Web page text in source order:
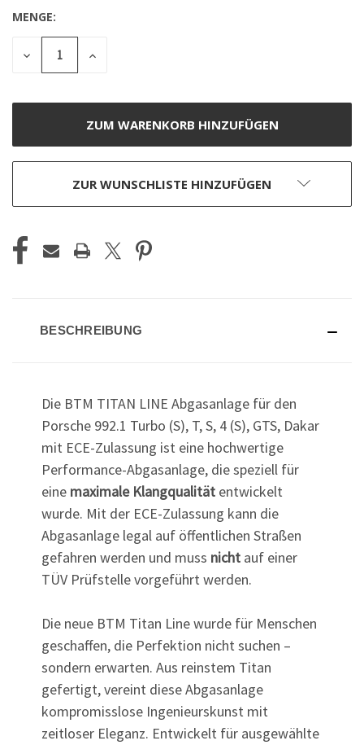
MENGE:
MENGE
VON
VERRINGERN
MENGE
ERHÖHEN
ZUR WUNSCHLISTE HINZUFÜGEN
BESCHREIBUNG
Die BTM TITAN LINE Abgasanlage für den
Porsche 992.1 Turbo (S), T, S, 4 (S), GTS, Dakar
mit ECE-Zulassung ist eine hochwertige
Performance-Abgasanlage, die speziell für
eine maximale Klangqualität entwickelt
wurde. Mit der ECE-Zulassung kann die
Abgasanlage legal auf öffentlichen Straßen
gefahren werden und muss nicht auf einer
TÜV Prüfstelle vorgeführt werden.
Die neue BTM Titan Line wurde für Menschen
geschaffen, die Perfektion nicht suchen –
sondern erwarten. Aus reinstem Titan
gefertigt, vereint diese Abgasanlage
kompromisslose Ingenieurskunst mit
zeitloser Eleganz. Entwickelt für ausgewählte